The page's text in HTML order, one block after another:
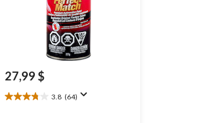
27,99 $
3.8 (64)
3.8